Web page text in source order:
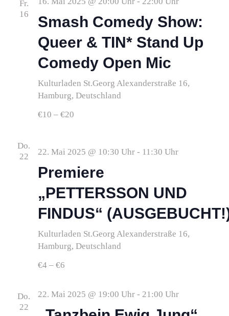
Fr.
16
Smash Comedy Show:
Queer & TIN* Stand Up
Comedy Open Mic
Kulturladen St.Georg Alexanderstraße 16,
Hamburg, Deutschland
€10 – €20
Do.
22
22. Mai 2025 @ 10:30 Uhr- 11:30 Uhr
Premiere
„PETTERSSON UND
FINDUS“
Kulturladen St.Georg Alexanderstraße 16,
Hamburg, Deutschland
€4 – €6
Do.
22
22. Mai 2025 @ 19:00 Uhr- 21:00 Uhr